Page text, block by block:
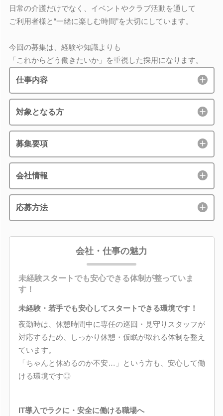
日常の介護だけでなく、イベントやクラブ活動を通して
ご利用者様と“一緒に楽しむ時間”を大切にしています。
今回の募集は、経験や知識よりも
「これからどう働きたいか」を重視した採用になります。
仕事内容
対象となる方
募集要項
会社情報
応募方法
会社・仕事の魅力
未経験スタートでも安心できる体制が整っていま
す！
未経験・若手でも安心してスタートできる環境です！
夜勤時は、休憩時間中に専任の巡回・見守りスタッフが
対応するため、しっかり休憩・仮眠が取れる体制を整え
ています。
「ちゃんと休めるのか不安…」という方も、安心して働
ける環境です◎
IT導入でラクに・安全に働ける職場へ